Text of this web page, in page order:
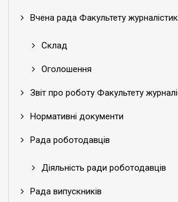
Вчена рада Факультету
Склад
Оголошення
Звіт про роботу Факультету
Нормативні документи
Рада роботодавців
Діяльність ради роботодавців
Рада випускників